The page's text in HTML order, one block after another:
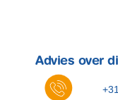
Advies over